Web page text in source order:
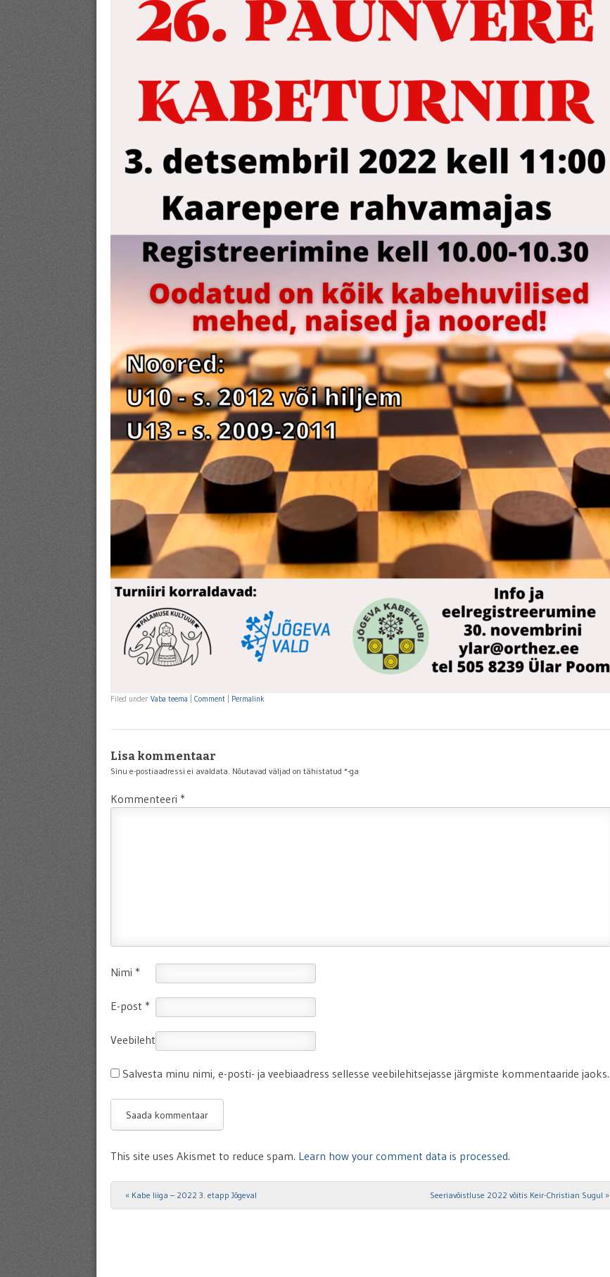
Filed under Vaba teema Comment Permalink
Lisa kommentaar
Sinu e-postiaadressi ei avaldata. Nõutavad väljad on tähistatud *-ga
Kommenteeri *
Nimi *
E-post *
Veebileht
Salvesta minu nimi, e-posti- ja veebiaadress sellesse veebilehitsejasse järgmiste kommentaaride jaoks.
This site uses Akismet to reduce spam. Learn how your comment data is processed.
Post navigation
« Kabe liiga – 2022 3. etapp Jõgeval Seeriavõistluse 2022 võitis Keir-Christian Sugul »